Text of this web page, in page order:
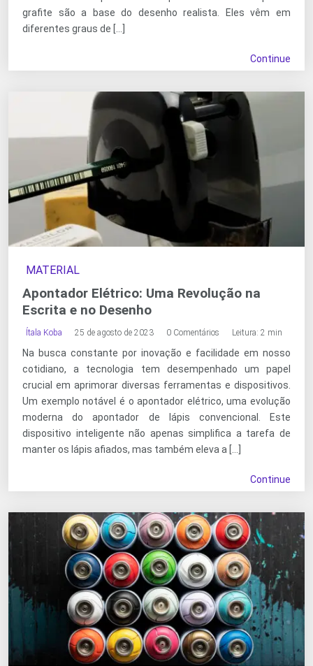
grafite são a base do desenho realista. Eles vêm em
diferentes graus de […]
Continue
MATERIAL
Apontador Elétrico: Uma Revolução na
Escrita e no Desenho
Ítala Koba 25 de agosto de 2023 0 Comentários Leitura: 2 min
Na busca constante por inovação e facilidade em nosso
cotidiano, a tecnologia tem desempenhado um papel
crucial em aprimorar diversas ferramentas e dispositivos.
Um exemplo notável é o apontador elétrico, uma evolução
moderna do apontador de lápis convencional. Este
dispositivo inteligente não apenas simplifica a tarefa de
manter os lápis afiados, mas também eleva a […]
Continue